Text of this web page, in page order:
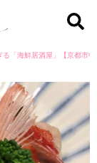
「海鮮居酒屋」【京都市中